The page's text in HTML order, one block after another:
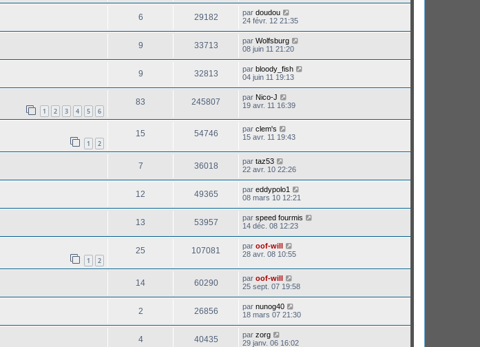
6 29182 par doudou
24 févr. 12 21:35
9 33713 par Wolfsburg
08 juin 11 21:20
9 32813 par bloody_fish
04 juin 11 19:13
1 2 3 4 5 6
83 245807 par Nico-J
19 avr. 11 16:39
1 2
15 54746 par clem's
15 avr. 11 19:43
7 36018 par taz53
22 avr. 10 22:26
12 49365 par eddypolo1
08 mars 10 12:21
13 53957 par speed fourmis
14 déc. 08 12:23
1 2
25 107081 par oof-will
28 avr. 08 10:55
14 60290 par oof-will
25 sept. 07 19:58
2 26856 par nunog40
18 mars 07 21:30
4 40435 par zorg
29 janv. 06 16:02